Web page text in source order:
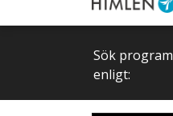
Sök program
enligt: